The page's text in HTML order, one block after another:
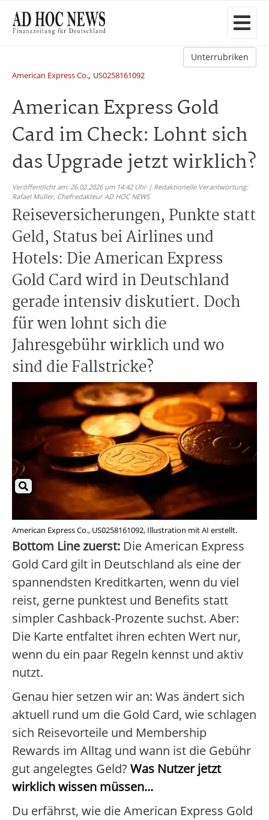
Unterrubriken
American Express Co., US0258161092
American Express Gold
Card im Check: Lohnt sich
das Upgrade jetzt wirklich?
Veröffentlicht am: 26.02.2026 um 14:42 Uhr | Redaktionelle Verantwortung:
Rafael Müller, Chefredakteur AD HOC NEWS
Reiseversicherungen, Punkte statt
Geld, Status bei Airlines und
Hotels: Die American Express
Gold Card wird in Deutschland
gerade intensiv diskutiert. Doch
für wen lohnt sich die
Jahresgebühr wirklich und wo
sind die Fallstricke?
American Express Co., US0258161092, Illustration mit AI erstellt.
Bottom Line zuerst: Die American Express
Gold Card gilt in Deutschland als eine der
spannendsten Kreditkarten, wenn du viel
reist, gerne punktest und Benefits statt
simpler Cashback-Prozente suchst. Aber:
Die Karte entfaltet ihren echten Wert nur,
wenn du ein paar Regeln kennst und aktiv
nutzt.
Genau hier setzen wir an: Was ändert sich
aktuell rund um die Gold Card, wie schlagen
sich Reisevorteile und Membership
Rewards im Alltag und wann ist die Gebühr
gut angelegtes Geld? Was Nutzer jetzt
wirklich wissen müssen...
Du erfährst, wie die American Express Gold